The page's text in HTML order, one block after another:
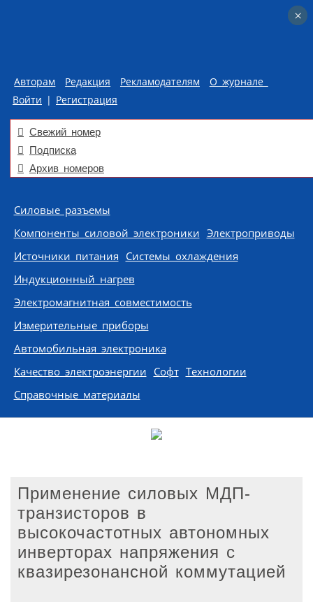
Авторам Редакция Рекламодателям
О журнале
Войти | Регистрация
Свежий номер
Подписка
Архив номеров
Skip to content
Силовые разъемы
Компоненты силовой электроники Электроприводы
Источники питания Системы охлаждения
Индукционный нагрев
Электромагнитная совместимость
Измерительные приборы
Автомобильная электроника
Качество электроэнергии Софт Технологии
Справочные материалы
Применение силовых МДП-
транзисторов в
высокочастотных автономных
инверторах напряжения с
квазирезонансной коммутацией
×
×